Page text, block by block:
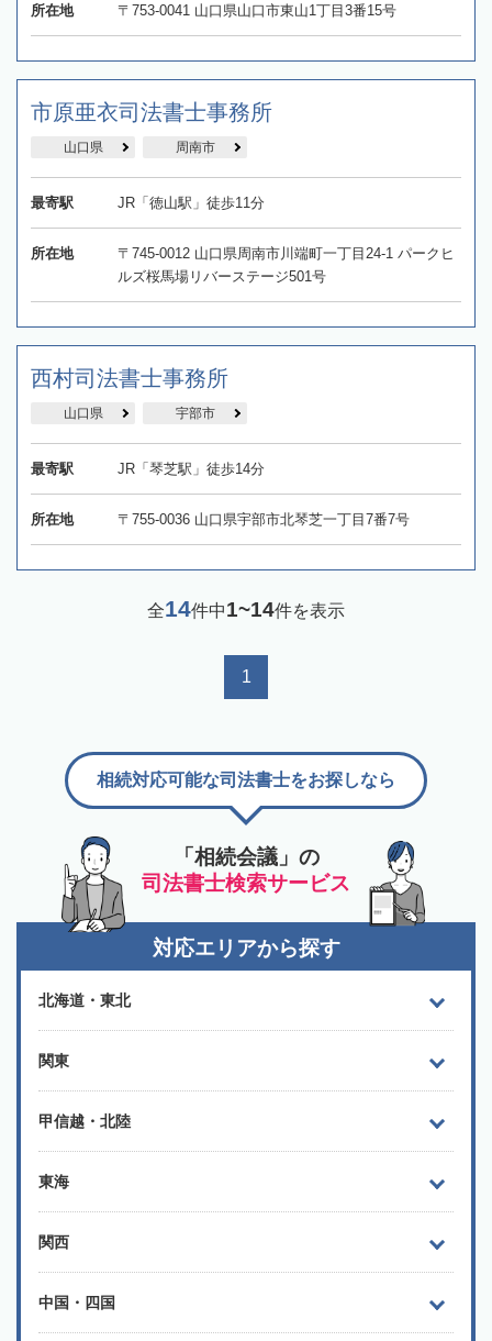
所在地 〒753-0041 山口県山口市東山1丁目3番15号
市原亜衣司法書士事務所
山口県 周南市
最寄駅 JR「徳山駅」徒歩11分
所在地
〒745-0012 山口県周南市川端町一丁目24-1 パークヒ
ルズ桜馬場リバーステージ501号
西村司法書士事務所
山口県 宇部市
最寄駅 JR「琴芝駅」徒歩14分
所在地 〒755-0036 山口県宇部市北琴芝一丁目7番7号
全14件中1~14件を表示
1
「相続会議」の
司法書士検索サービス
相続対応可能な司法書士をお探しなら
対応エリアから探す
北海道・東北
関東
甲信越・北陸
東海
関西
中国・四国